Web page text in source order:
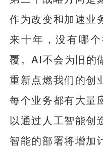
作为改变和加速业
来十年，没有哪
覆。AI不会为旧的
重新点燃我们的创
每个业务都有大量
以通过人工智能创
智能的部署将增加